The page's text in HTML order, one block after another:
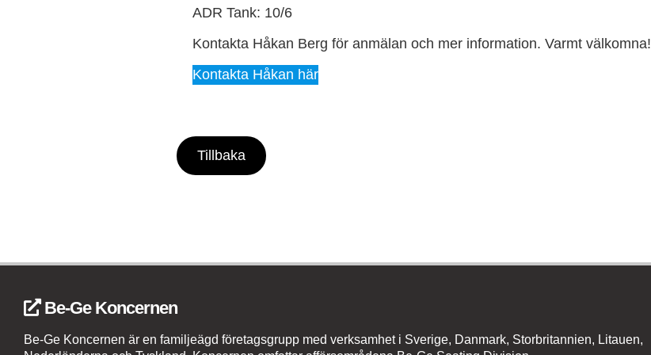
ADR Tank: 10/6
Kontakta Håkan Berg för anmälan och mer information. Varmt välkomna!
Kontakta Håkan här
Tillbaka
Be-Ge Koncernen
Be-Ge Koncernen är en familjeägd företagsgrupp med verksamhet i Sverige, Danmark, Storbritannien, Litauen,